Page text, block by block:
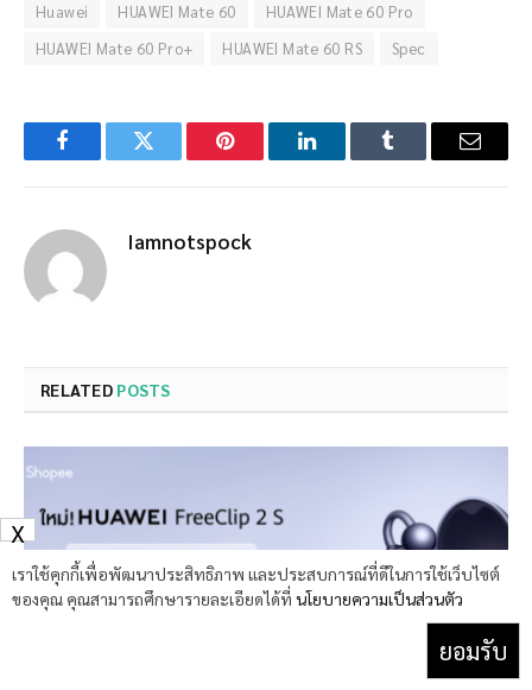
Huawei HUAWEI Mate 60
HUAWEI Mate 60 Pro
HUAWEI Mate 60 Pro+
HUAWEI Mate 60 RS Spec
FacebookTwitter Pinterest LinkedInTumblr Email
Iamnotspock
RELATED POSTS
เราใช้คุกกี้เพื่อพัฒนาประสิทธิภาพ และประสบการณ์ที่ดีในการใช้เว็บไซต์
ของคุณ คุณสามารถศึกษารายละเอียดได้ที่ นโยบายความเป็นส่วนตัว
ยอมรับ
X